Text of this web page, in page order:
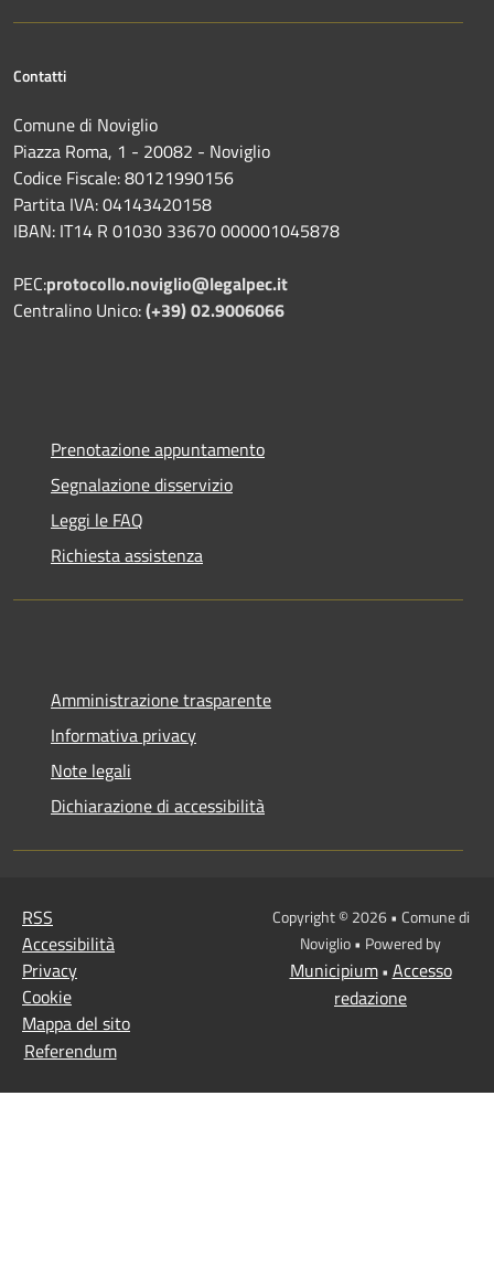
Contatti
Comune di Noviglio
Piazza Roma, 1 - 20082 - Noviglio
Codice Fiscale: 80121990156
Partita IVA: 04143420158
IBAN: IT14 R 01030 33670 000001045878
PEC:protocollo.noviglio@legalpec.it
Centralino Unico:(+39) 02.9006066
Prenotazione appuntamento
Segnalazione disservizio
Leggi le FAQ
Richiesta assistenza
Amministrazione trasparente
Informativa privacy
Note legali
Dichiarazione di accessibilità
RSS
Accessibilità
Privacy
Cookie
Mappa del sito
Referendum
Copyright © 2026 • Comune di
Noviglio • Powered by
Municipium• Accesso
redazione